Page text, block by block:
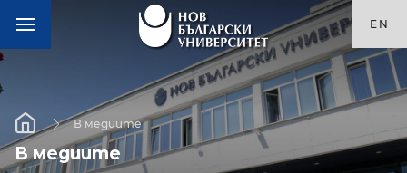
EN
В медиите
В медиите